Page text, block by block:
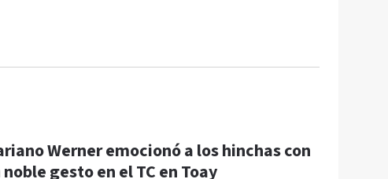
Werner emocionó a los hinchas con
noble gesto en el TC en Toay